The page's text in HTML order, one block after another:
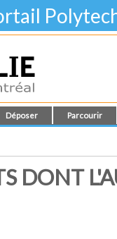
Déposer Parcourir
DONT